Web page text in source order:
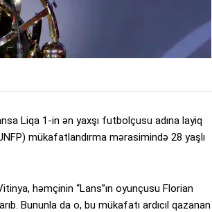
Liqa 1-in ən yaxşı futbolçusu adına layiq
mükafatlandırma mərasimində 28 yaşlı
həmçinin “Lans”ın oyunçusu Florian
Bununla da o, bu mükafatı ardıcıl qazanan